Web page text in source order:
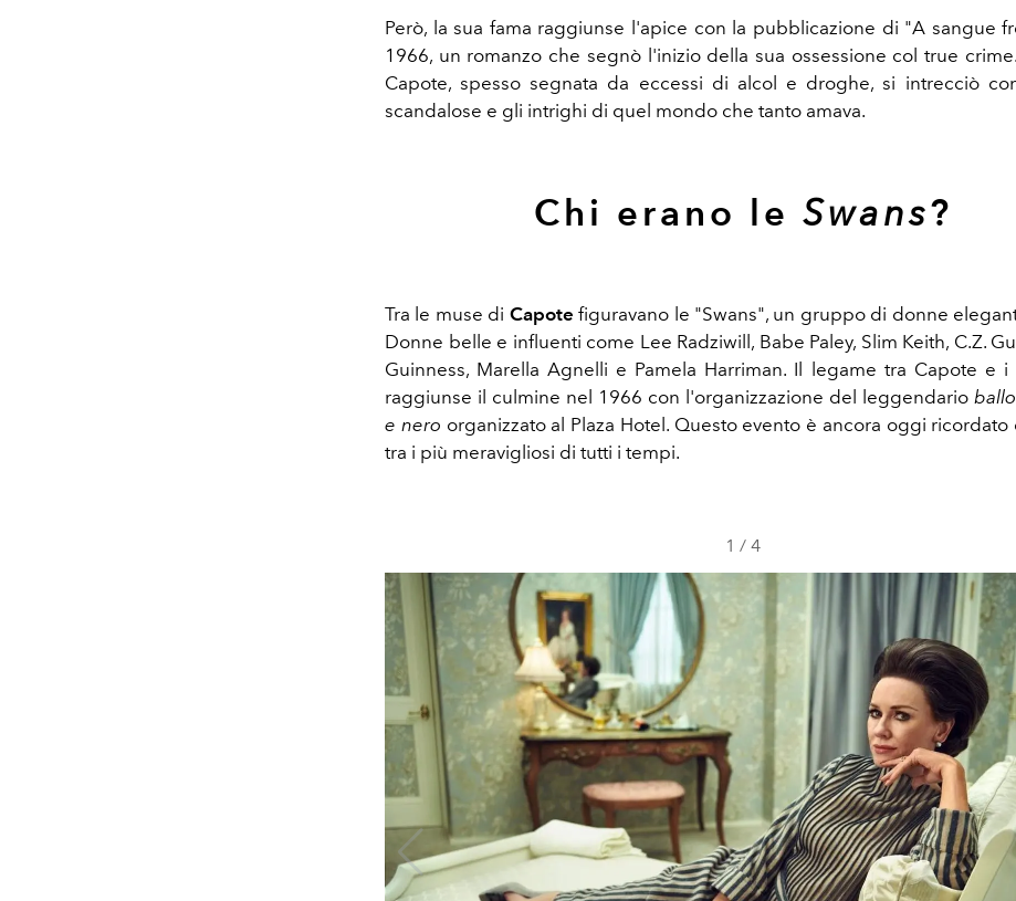
Però, la sua fama raggiunse l'apice con la pubblicazione di "A sangue
1966, un romanzo che segnò l'inizio della sua ossessione col true
Capote, spesso segnata da eccessi di alcol e droghe, si intrecciò
scandalose e gli intrighi di quel mondo che tanto amava.
Chi erano le Swans?
Tra le muse di Capote figuravano le "Swans", un gruppo di donne
Donne belle e influenti come Lee Radziwill, Babe Paley, Slim Keith, C.Z.
Guinness, Marella Agnelli e Pamela Harriman. Il legame tra Capote e
raggiunse il culmine nel 1966 con l'organizzazione del leggendario
e nero organizzato al Plaza Hotel. Questo evento è ancora oggi
tra i più meravigliosi di tutti i tempi.
1 / 4